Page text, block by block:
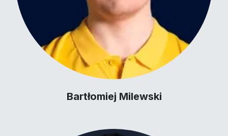
Bartłomiej Milewski